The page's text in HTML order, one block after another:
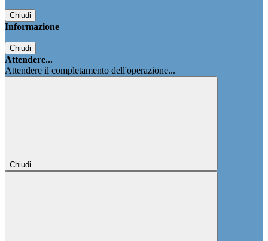
Chiudi
Informazione
Chiudi
Attendere...
Attendere il completamento dell'operazione...
Chiudi